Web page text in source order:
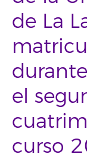
de La
el
curso